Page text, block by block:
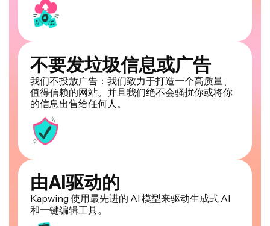
不要发垃圾信息或广告
我们不投放广告：我们致力于打造一个高质量、
值得信赖的网站。并且我们绝不会骚扰你或将你
的信息出售给任何人。
由AI驱动的
Kapwing 使用最先进的 AI 模型来驱动生成式 AI
和一键编辑工具。